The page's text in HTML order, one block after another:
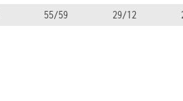
55/59 29/12